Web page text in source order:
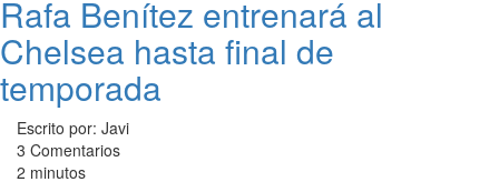
Rafa Benítez entrenará al
Chelsea hasta final de
temporada
Escrito por: Javi
3 Comentarios
2 minutos